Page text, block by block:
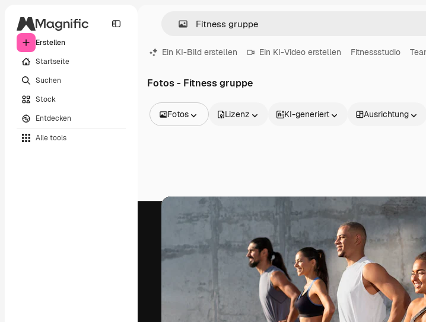
Erstellen
Startseite
Suchen
Stock
Entdecken
Alle tools
Ein KI-Bild erstellen Ein KI-Video erstellen Fitnessstudio
Fotos - Fitness gruppe
Fotos
Videos
Filmmaterial
Motion Graphics
3D-Modelle
Schriftarten
Lizenz KI-generiert Ausrichtung
Die kreative Plattform, um deine beste
Arbeit zu verwirklichen. Mehr als 1 Million
Abonnenten unter Kreativen, Unternehmen,
Agenturen und Studios.
Spaces
KI-Assistent
KI-
KI-